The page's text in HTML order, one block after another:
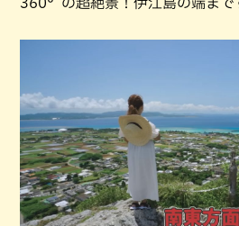
360°の超絶景！伊江島の端まで